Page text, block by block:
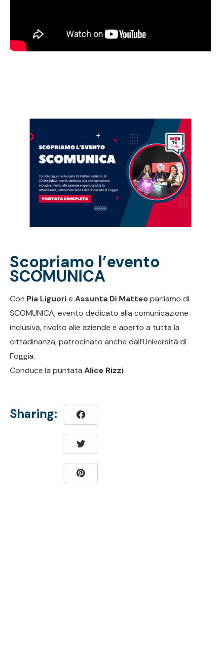
Scopriamo l’evento
SCOMUNICA
Con Pia Liguorie Assunta Di Matteoparliamo di
SCOMUNICA, evento dedicato alla comunicazione
inclusiva, rivolto alle aziende e aperto a tutta la
cittadinanza, patrocinato anche dall’Università di
Foggia.
Conduce la puntata Alice Rizzi.
Sharing: